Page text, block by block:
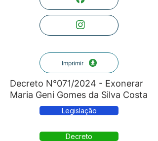
Imprimir
Decreto N°071/2024 - Exonerar
Maria Geni Gomes da Silva Costa
Legislação
Decreto